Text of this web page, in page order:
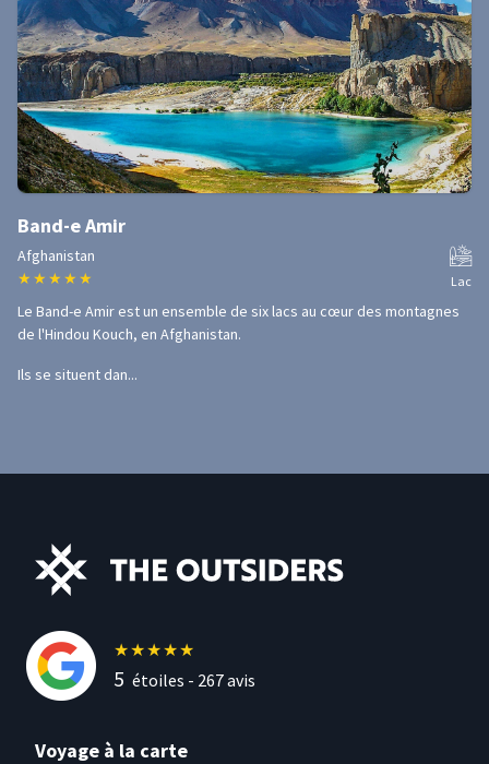
Band-e Amir
Afghanistan
★ ★ ★ ★ ★ Lac
Le Band-e Amir est un ensemble de six lacs au cœur des montagnes
de l'Hindou Kouch, en Afghanistan.
Ils se situent dan...
★★★★★
5 étoiles - 267avis
Voyage à la carte